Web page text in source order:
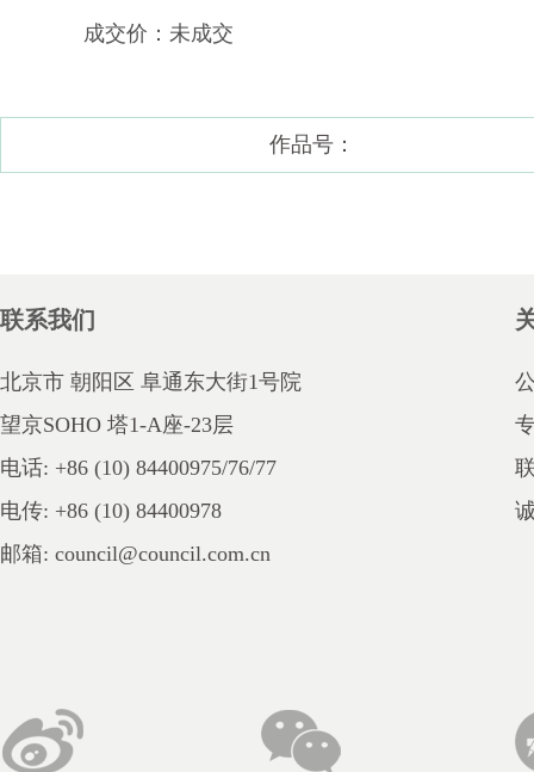
成交价：未成交
作品号：
联系我们
北京市 朝阳区 阜通东大街1号院
望京SOHO 塔1-A座-23层
电话: +86 (10) 84400975/76/77
电传: +86 (10) 84400978
邮箱: council@council.com.cn